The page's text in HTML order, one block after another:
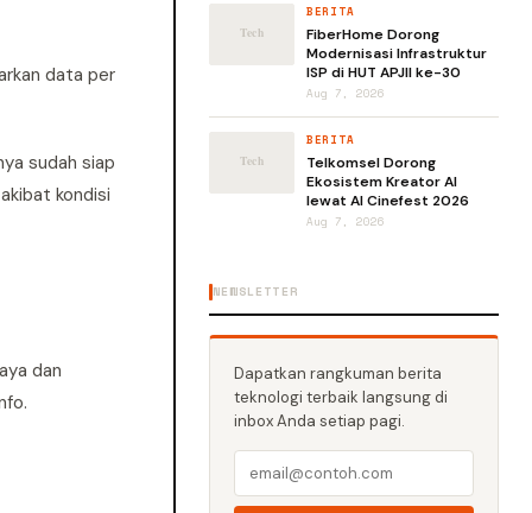
data per
sudah siap
kondisi
dan
BERITA
FiberHome Dorong
Modernisasi Infrastruktur
ISP di HUT APJII ke-30
Aug 7, 2026
BERITA
Telkomsel Dorong
Ekosistem Kreator AI
lewat AI Cinefest 2026
Aug 7, 2026
NEWSLETTER
Dapatkan rangkuman berita
teknologi terbaik langsung di
inbox Anda setiap pagi.